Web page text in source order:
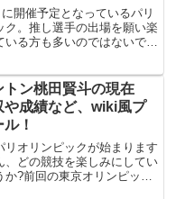
開催予定となっているパリ
ク。推し選手の出場を願い楽
いる方も多いのではないでし
がいますがご存じでしょう
2月現在...
トン桃田賢斗の現在
や成績など、wiki風プ
！
リオリンピックが始まります
、どの競技を楽しみにしてい
か?前回の東京オリンピック